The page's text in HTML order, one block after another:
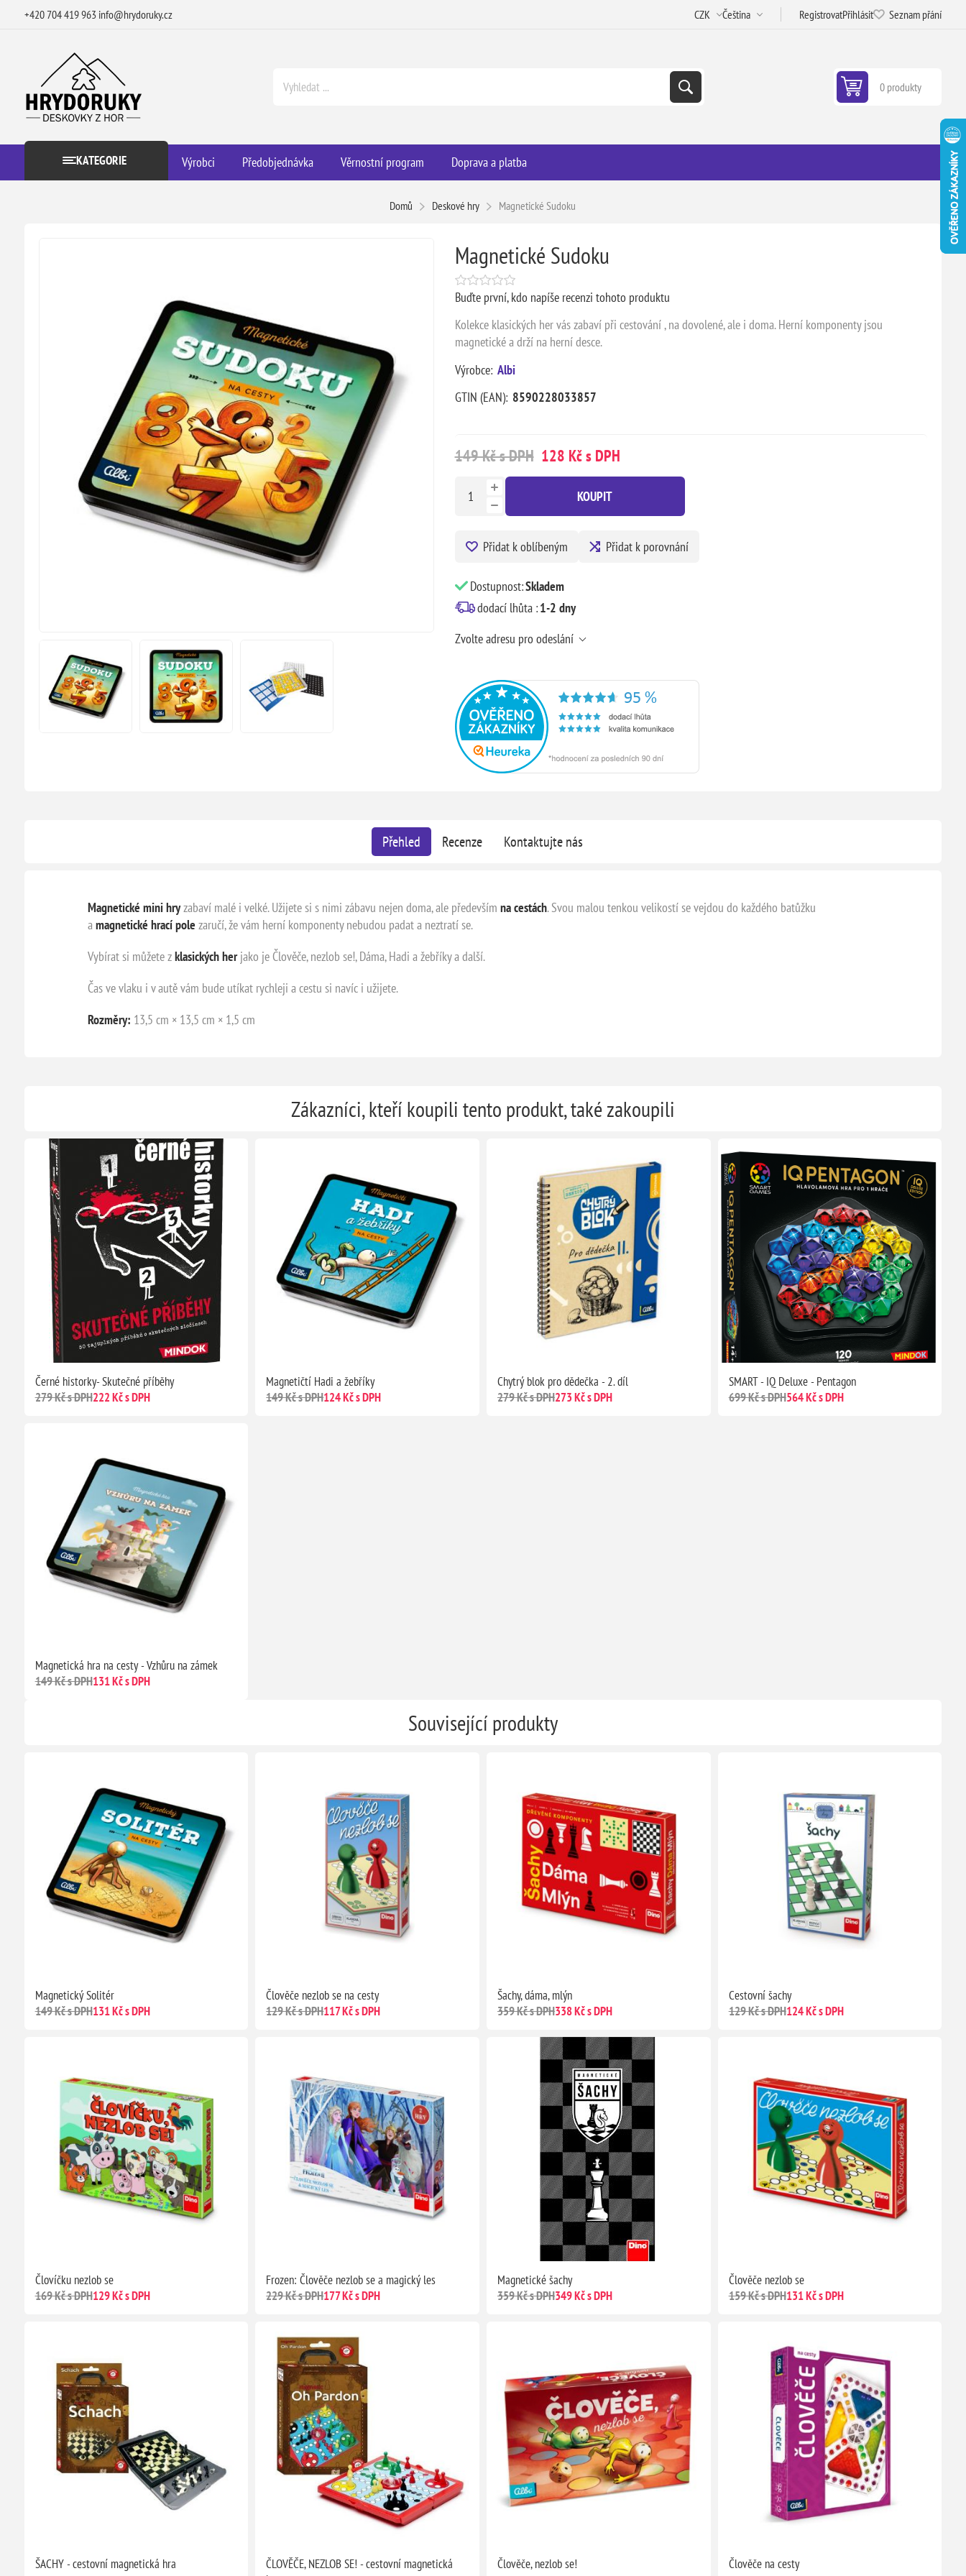
+420 704 419 963 info@hrydoruky.cz RegistrovatPřihlásit Seznam přání
0 produkty
KATEGORIE Výrobci Předobjednávka Věrnostní program Doprava a platba
Domů Deskové hry Magnetické Sudoku
Magnetické Sudoku
Buďte první, kdo napíše recenzi tohoto produktu
Kolekce klasických her vás zabaví při cestování , na dovolené, ale i doma. Herní komponenty jsou
magnetické a drží na herní desce.
Výrobce: Albi
GTIN (EAN): 8590228033857
149 Kč s DPH 128 Kč s DPH
KOUPIT
Přidat k oblíbeným Přidat k porovnání
Dostupnost:Skladem
dodací lhůta :1-2 dny
Zvolte adresu pro odeslání
Přehled Recenze Kontaktujte nás
Magnetické mini hryzabaví malé i velké. Užijete si s nimi zábavu nejen doma, ale především na cestách. Svou malou tenkou velikostí se vejdou do každého batůžku
amagnetické hrací pole zaručí, že vám herní komponenty nebudou padat a neztratí se.
Vybírat si můžete zklasických herjako je Člověče, nezlob se!, Dáma, Hadi a žebříky a další.
Čas ve vlaku i v autě vám bude utíkat rychleji a cestu si navíc i užijete.
Rozměry: 13,5 cm × 13,5 cm × 1,5 cm
Zákazníci, kteří koupili tento produkt, také zakoupili
Černé historky- Skutečné příběhy
279 Kč s DPH222 Kč s DPH
Magnetičtí Hadi a žebříky
149 Kč s DPH124 Kč s DPH
Chytrý blok pro dědečka - 2. díl
279 Kč s DPH273 Kč s DPH
SMART - IQ Deluxe - Pentagon
699 Kč s DPH564 Kč s DPH
Magnetická hra na cesty - Vzhůru na zámek
149 Kč s DPH131 Kč s DPH
Související produkty
Magnetický Solitér
149 Kč s DPH131 Kč s DPH
Člověče nezlob se na cesty
129 Kč s DPH117 Kč s DPH
Šachy, dáma, mlýn
359 Kč s DPH338 Kč s DPH
Cestovní šachy
129 Kč s DPH124 Kč s DPH
Človíčku nezlob se
169 Kč s DPH129 Kč s DPH
Frozen: Člověče nezlob se a magický les
229 Kč s DPH177 Kč s DPH
Magnetické šachy
359 Kč s DPH349 Kč s DPH
Člověče nezlob se
159 Kč s DPH131 Kč s DPH
ŠACHY - cestovní magnetická hra
ČLOVĚČE, NEZLOB SE! - cestovní magnetická
Člověče, nezlob se! Člověče na cesty